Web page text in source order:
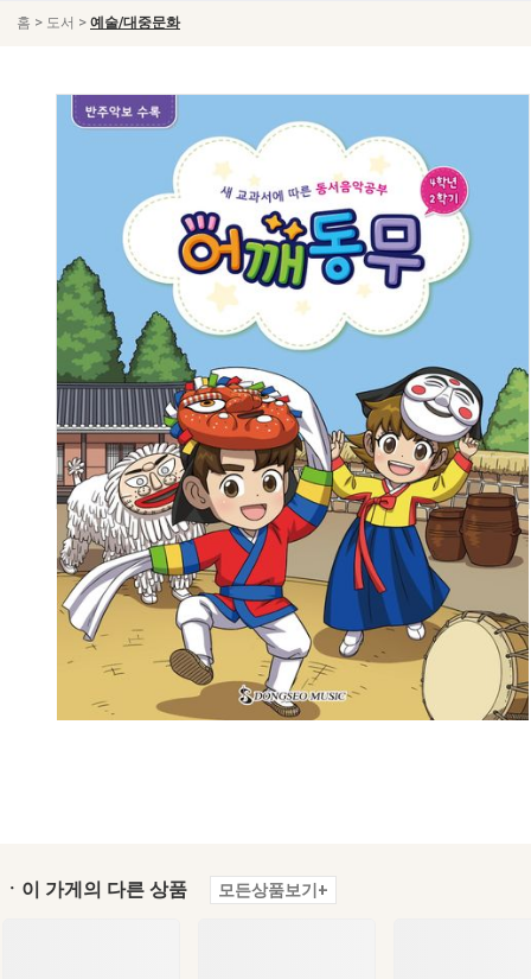
홈 > 도서 > 예술/대중문화
ㆍ이 가게의 다른 상품 모든상품보기+